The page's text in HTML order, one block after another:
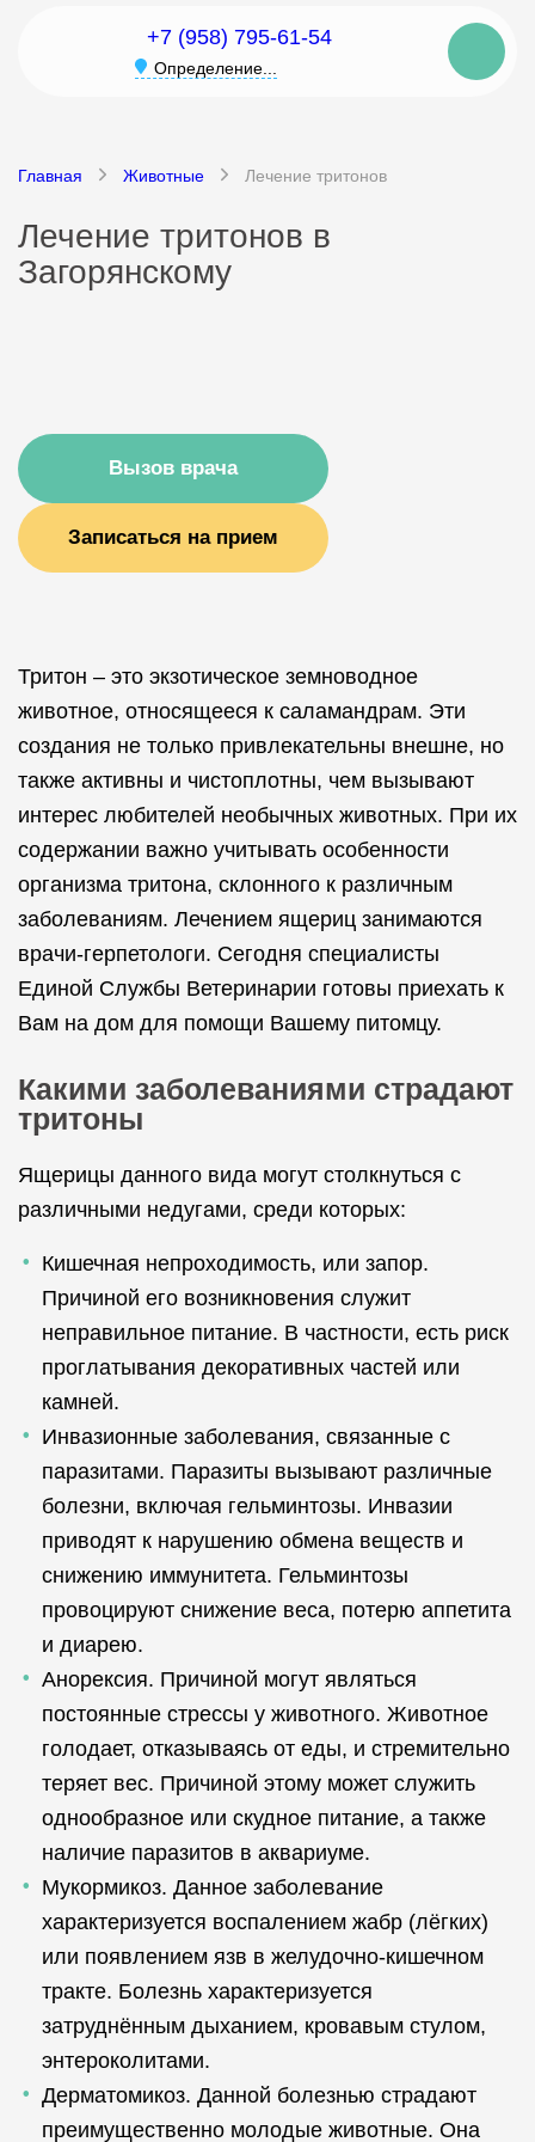
+7 (958) 795-61-54
Определение...
Главная Животные Лечение тритонов
Лечение тритонов в
Загорянскому
Вызов врача
Записаться на прием
Тритон – это экзотическое земноводное
животное, относящееся к саламандрам. Эти
создания не только привлекательны внешне, но
также активны и чистоплотны, чем вызывают
интерес любителей необычных животных. При их
содержании важно учитывать особенности
организма тритона, склонного к различным
заболеваниям. Лечением ящериц занимаются
врачи-герпетологи. Сегодня специалисты
Единой Службы Ветеринарии готовы приехать к
Вам на дом для помощи Вашему питомцу.
Какими заболеваниями страдают
тритоны
Ящерицы данного вида могут столкнуться с
различными недугами, среди которых:
Кишечная непроходимость, или запор.
Причиной его возникновения служит
неправильное питание. В частности, есть риск
проглатывания декоративных частей или
камней.
Инвазионные заболевания, связанные с
паразитами. Паразиты вызывают различные
болезни, включая гельминтозы. Инвазии
приводят к нарушению обмена веществ и
снижению иммунитета. Гельминтозы
провоцируют снижение веса, потерю аппетита
и диарею.
Анорексия. Причиной могут являться
постоянные стрессы у животного. Животное
голодает, отказываясь от еды, и стремительно
теряет вес. Причиной этому может служить
однообразное или скудное питание, а также
наличие паразитов в аквариуме.
Мукормикоз. Данное заболевание
характеризуется воспалением жабр (лёгких)
или появлением язв в желудочно-кишечном
тракте. Болезнь характеризуется
затруднённым дыханием, кровавым стулом,
энтероколитами.
Дерматомикоз. Данной болезнью страдают
преимущественно молодые животные. Она